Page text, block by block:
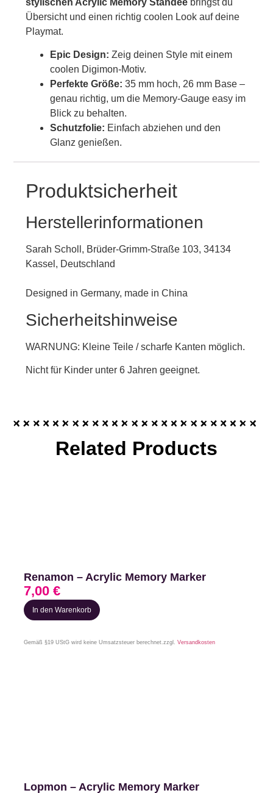
Übersicht und einen richtig coolen Look auf deine
Playmat.
Epic Design: Zeig deinen Style mit einem
coolen Digimon-Motiv.
Perfekte Größe: 35 mm hoch, 26 mm Base –
genau richtig, um die Memory-Gauge easy im
Blick zu behalten.
Schutzfolie: Einfach abziehen und den
Glanz genießen.
Produktsicherheit
Herstellerinformationen
Sarah Scholl, Brüder-Grimm-Straße 103, 34134
Kassel, Deutschland
Designed in Germany, made in China
Sicherheitshinweise
WARNUNG: Kleine Teile / scharfe Kanten möglich.
Nicht für Kinder unter 6 Jahren geeignet.
Related Products
Renamon – Acrylic Memory Marker
In den Warenkorb
7,00 €
Gemäß §19 UStG wird keine Umsatzsteuer berechnet.zzgl. Versandkosten
Lopmon – Acrylic Memory Marker